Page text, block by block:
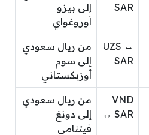
SAR
إلى بيزو
أوروغواي
UZS ↔
SAR
من ريال سعودي
إلى سوم
أوزبكستاني
VND
↔ SAR
من ريال سعودي
إلى دونغ
فيتنامي